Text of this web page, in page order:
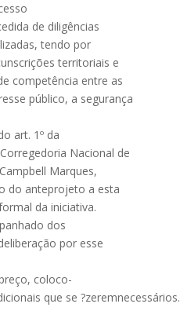
de diligências
tendo por
territoriais e
competência entre as
público, a segurança
art. 1º da
Nacional de
Marques,
do anteprojeto a esta
da iniciativa.
dos
por esse
coloco-
que se ?zeremnecessários.